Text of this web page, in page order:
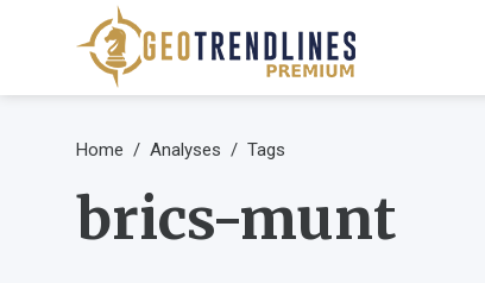
Home Analyses Tags
brics-munt